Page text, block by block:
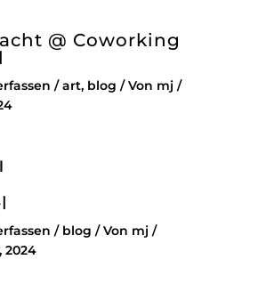
@ Coworking
/art, blog / Von mj /
/ blog / Von mj /
2024